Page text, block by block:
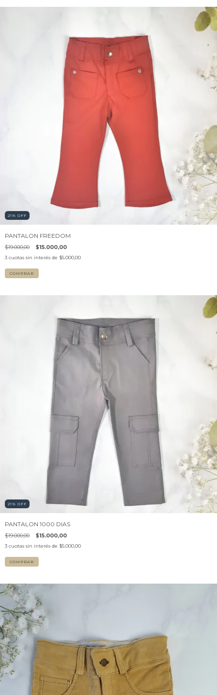
21 % OFF
PANTALON FREEDOM
$19.000,00 $15.000,00
3 cuotas sin interés de $5.000,00
COMPRAR
21 % OFF
PANTALON 1000 DIAS
$19.000,00 $15.000,00
3 cuotas sin interés de $5.000,00
COMPRAR